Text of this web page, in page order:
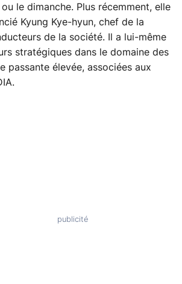
le dimanche. Plus récemment, elle
Kyung Kye-hyun, chef de la
de la société. Il a lui-même
stratégiques dans le domaine des
passante élevée, associées aux